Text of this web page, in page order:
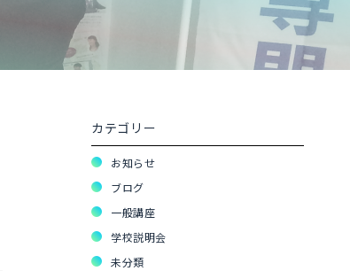
カテゴリー
お知らせ
ブログ
一般講座
学校説明会
未分類